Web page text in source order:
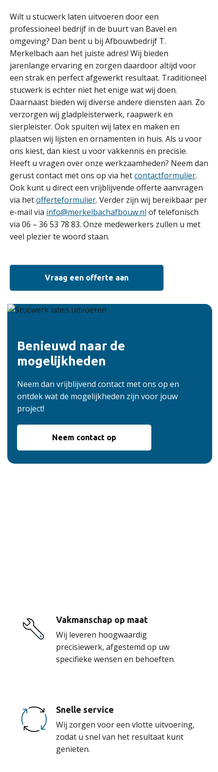
Wilt u stucwerk laten uitvoeren door een
professioneel bedrijf in de buurt van Bavel en
omgeving? Dan bent u bij Afbouwbedrijf T.
Merkelbach aan het juiste adres! Wij bieden
jarenlange ervaring en zorgen daardoor altijd voor
een strak en perfect afgewerkt resultaat. Traditioneel
stucwerk is echter niet het enige wat wij doen.
Daarnaast bieden wij diverse andere diensten aan. Zo
verzorgen wij gladpleisterwerk, raapwerk en
sierpleister. Ook spuiten wij latex en maken en
plaatsen wij lijsten en ornamenten in huis. Als u voor
ons kiest, dan kiest u voor vakkennis en precisie.
Heeft u vragen over onze werkzaamheden? Neem dan
gerust contact met ons op via hetcontactformulier.
Ook kunt u direct een vrijblijvende offerte aanvragen
via hetofferteformulier. Verder zijn wij bereikbaar per
e-mail via info@merkelbachafbouw.nl of telefonisch
via 06 – 36 53 78 83. Onze medewerkers zullen u met
veel plezier te woord staan.
Vraag een offerte aan
Benieuwd naar de
mogelijkheden
Neem dan vrijblijvend contact met ons op en
ontdek wat de mogelijkheden zijn voor jouw
project!
Neem contact op
Vakmanschap op maat
Wij leveren hoogwaardig
precisiewerk, afgestemd op uw
specifieke wensen en behoeften.
Snelle service
Wij zorgen voor een vlotte uitvoering,
zodat u snel van het resultaat kunt
genieten.